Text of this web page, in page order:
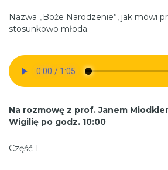
Nazwa „Boże Narodzenie”, jak mówi
stosunkowo młoda.
Na rozmowę z prof. Janem
Wigilię po godz. 10:00
Część 1